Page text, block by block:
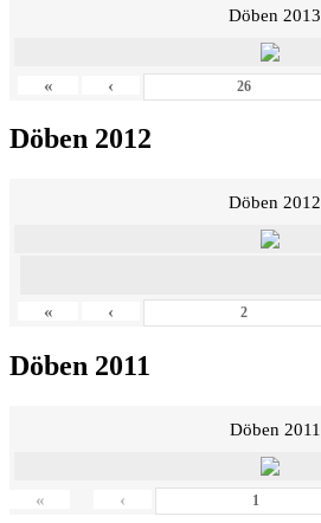
Döben 2013
« ‹
Döben 2012
Döben 2012
« ‹
Döben 2011
Döben 2011
« ‹